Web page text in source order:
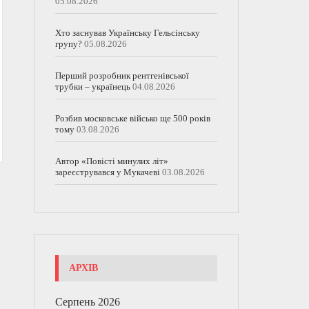
Хто заснував Українську Гельсінську
групу? 05.08.2026
Перший розробник рентгенівської
трубки – українець 04.08.2026
Розбив московське військо ще 500 років
тому 03.08.2026
Автор «Повісті минулих літ»
зареєструвався у Мукачеві 03.08.2026
АРХІВ
Серпень 2026